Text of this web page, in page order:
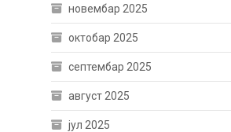
новембар 2025
октобар 2025
септембар 2025
август 2025
јул 2025